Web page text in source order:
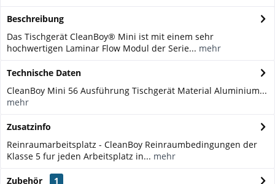
Beschreibung
Das Tischgerät CleanBoy® Mini ist mit einem sehr
hochwertigen Laminar Flow Modul der Serie... mehr
Technische Daten
CleanBoy Mini 56 Ausführung Tischgerät Material Aluminium...
mehr
Zusatzinfo
Reinraumarbeitsplatz - CleanBoy Reinraumbedingungen der
Klasse 5 fur jeden Arbeitsplatz in... mehr
Zubehör 1